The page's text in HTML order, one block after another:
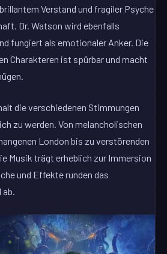
Verstand und fragiler Psyche
Dr. Watson wird ebenfalls
fungiert als emotionaler Anker. Die
Charakteren ist spürbar und macht
die verschiedenen Stimmungen
zu werden. Von melancholischen
London bis zu verstörenden
Musik trägt erheblich zur Immersion
und Effekte runden das